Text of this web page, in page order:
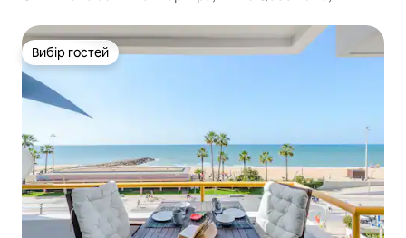
Вибір гостей
Вибір гостей